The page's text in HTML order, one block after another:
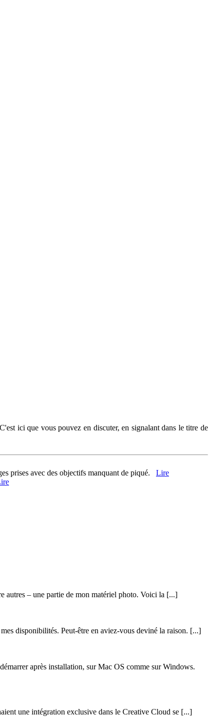
ici que vous pouvez en discuter, en signalant dans le titre de
prises avec des objectifs manquant de piqué. Lire
autres – une partie de mon matériel photo. Voici la [...]
disponibilités. Peut-être en aviez-vous deviné la raison. [...]
après installation, sur Mac OS comme sur Windows.
une intégration exclusive dans le Creative Cloud se [...]